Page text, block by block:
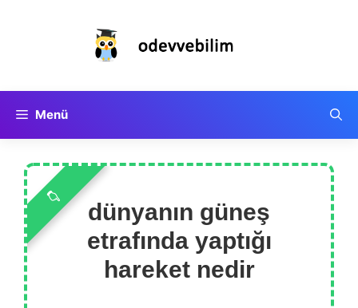
Menü
dünyanın güneş
etrafında yaptığı
hareket nedir